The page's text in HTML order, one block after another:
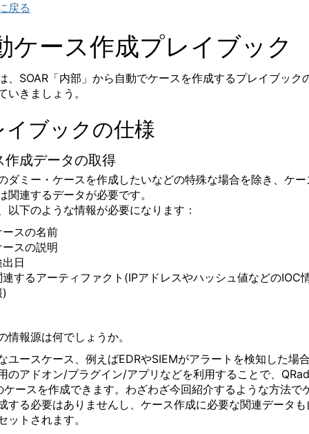
戻る
ケース作成プレイブック
、 SOAR 「内部」から自動でケースを作成するプレイブック
いきましょう。
イブックの仕様
作成データの取得
ダミー・ケースを作成したいなどの特殊な場合を除き、ケー
関連するデータが必要です。
以下のような情報が必要になります：
ースの名前
ースの説明
日
連するアーティファクト (IPアドレスやハッシュ値などのIOC
)
情報源は何でしょうか。
ユースケース、例えばEDRやSIEMがアラートを検知した場
のアドオン/プラグイン/アプリなどを利用することで、
ケースを作成できます。わざわざ今回紹介するような方法で
する必要はありませんし、ケース作成に必要な関連データも
ットされます。